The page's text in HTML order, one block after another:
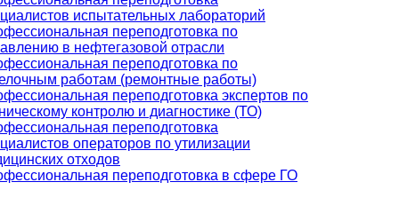
испытательных лабораторий
переподготовка по
в нефтегазовой отрасли
переподготовка по
работам (ремонтные работы)
переподготовка экспертов по
контролю и диагностике (ТО)
переподготовка
операторов по утилизации
отходов
переподготовка в сфере ГО